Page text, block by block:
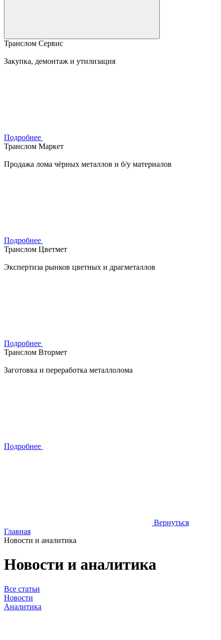
Транслом Сервис
Закупка, демонтаж и утилизация
Подробнее
Транслом Маркет
Продажа лома чёрных металлов и б/у материалов
Подробнее
Транслом Цветмет
Экспертиза рынков цветных и драгметаллов
Подробнее
Транслом Втормет
Заготовка и переработка металлолома
Подробнее
Вернуться
Главная
Новости и аналитика
Новости и аналитика
Все статьи
Новости
Аналитика